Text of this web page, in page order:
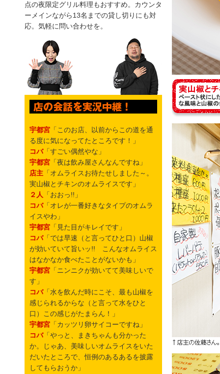
点の夜限定グリル料理もおすすめ。カウンタ
ーメインながら13名までの貸し切りにも対
応。気軽に問い合わせを。
宇都宮 「このお店、以前からこの道を通
る度に気になってたところです！」
コバ「すごい偶然やな」
宇都宮 「夜は飲み屋さんなんですね」
店主 「オムライスお待たせしました～。
実山椒とチキンのオムライスです」
２人
「おおっ!!」
コバ「オレが一番好きなタイプのオムラ
イスやわ」
宇都宮 「見た目がキレイです」
コバ「では早速（と言ってひと口）山椒
が効いていて旨いッ!! こんなオムライス
はなかなか食べたことがないかも」
宇都宮 「ニンニクが効いてて美味しいで
す」
コバ「水を飲んだ時にこそ、最も山椒を
感じられるからな（と言って水をひと
口）この感じがたまらん！」
宇都宮 「カッツリ卵サイコーですね」
コバ「やっと、まきちゃんも分かった
か。じゃあ、美味しいオムライスをいた
だいたところで、恒例のあるあるを披露
してもらおうか」